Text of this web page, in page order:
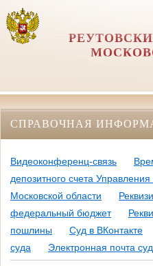
СПРАВОЧНАЯ
Видеоконференц-связь
депозитного счета
Московской области
федеральный бюджет
пошлины
Суд в ВКонтакте
суда
Электронная почта